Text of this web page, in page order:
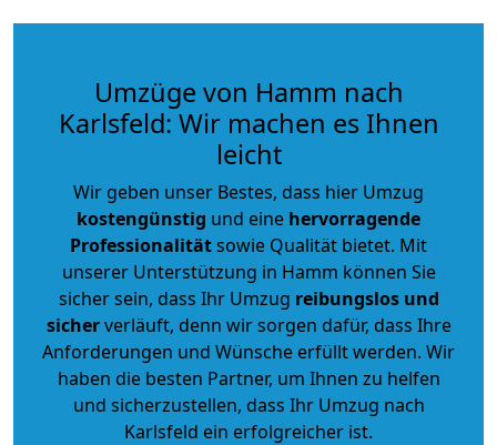
Umzüge von Hamm nach
Karlsfeld: Wir machen es Ihnen
leicht
Wir geben unser Bestes, dass hier Umzug
kostengünstig und eine hervorragende
Professionalitätsowie Qualität bietet. Mit
unserer Unterstützung in Hamm können Sie
sicher sein, dass Ihr Umzug reibungslos und
sicherverläuft, denn wir sorgen dafür, dass Ihre
Anforderungen und Wünsche erfüllt werden. Wir
haben die besten Partner, um Ihnen zu helfen
und sicherzustellen, dass Ihr Umzug nach
Karlsfeld ein erfolgreicher ist.